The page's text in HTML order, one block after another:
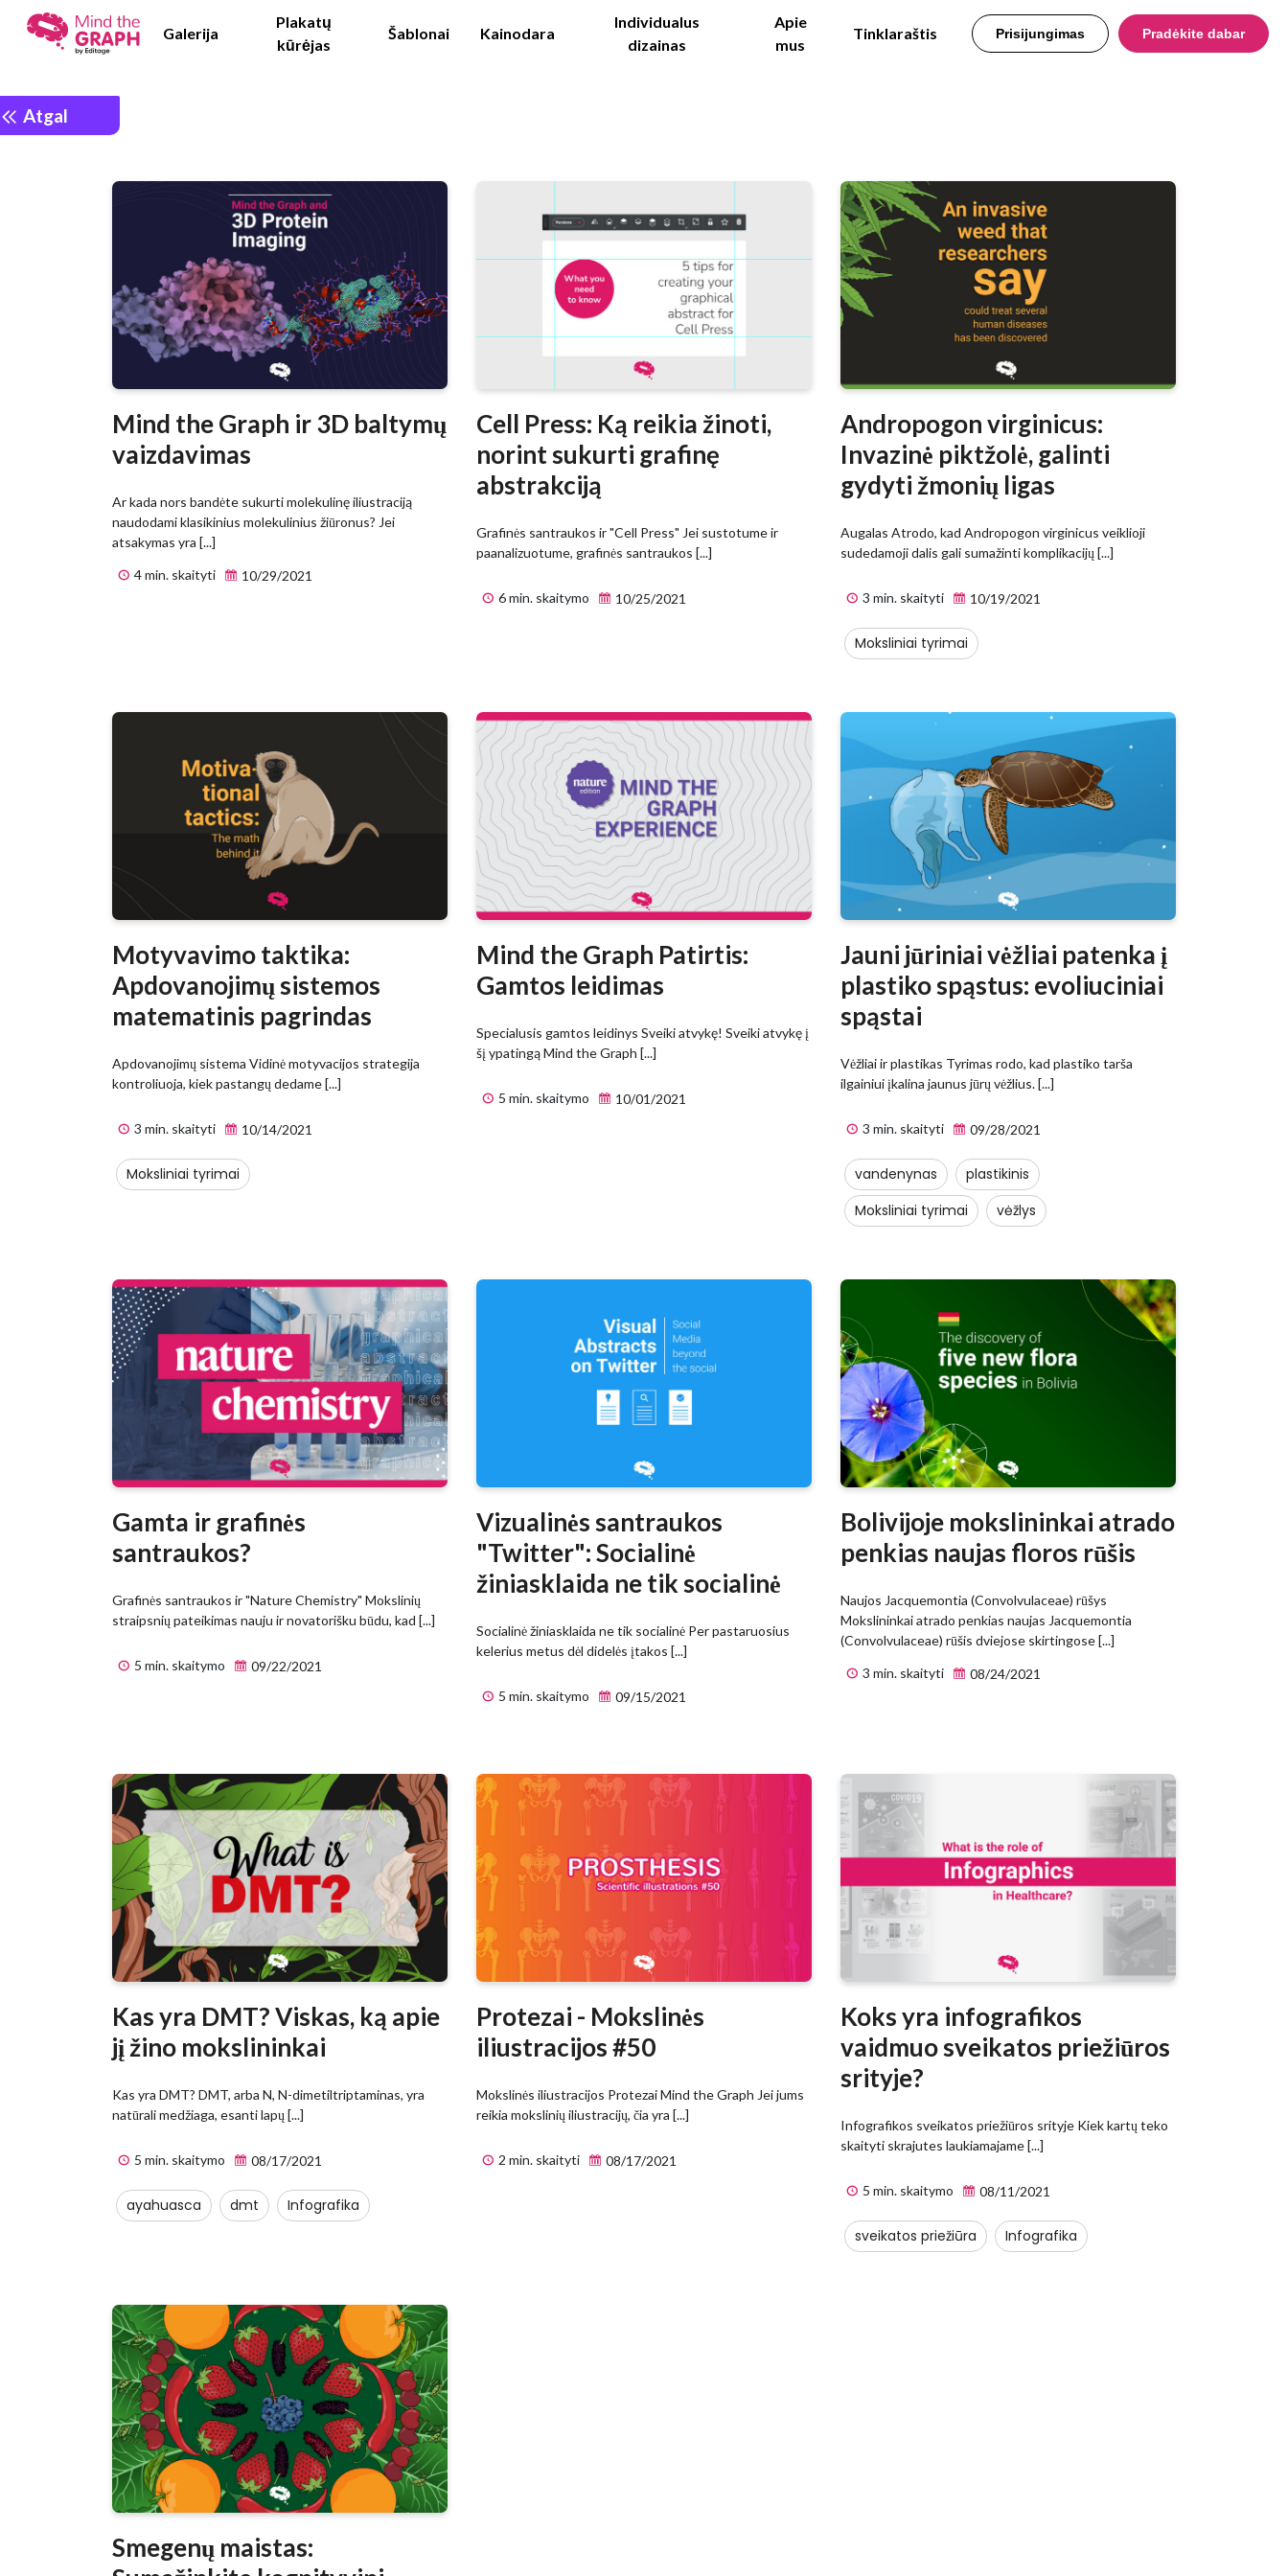
Galerija
Plakatų
kūrėjas
Šablonai Kainodara
Individualus
dizainas
Apie
mus
Tinklaraštis Prisijungimas Pradėkite dabar
Atgal
Mind the Graph ir 3D baltymų
vaizdavimas
Ar kada nors bandėte sukurti molekulinę iliustraciją
naudodami klasikinius molekulinius žiūronus? Jei
atsakymas yra [...]
4 min. skaityti
10/29/2021
Cell Press: Ką reikia žinoti,
norint sukurti grafinę
abstrakciją
Grafinės santraukos ir "Cell Press" Jei sustotume ir
paanalizuotume, grafinės santraukos [...]
6 min. skaitymo 10/25/2021
Andropogon virginicus:
Invazinė piktžolė, galinti
gydyti žmonių ligas
Augalas Atrodo, kad Andropogon virginicus veiklioji
sudedamoji dalis gali sumažinti komplikacijų [...]
3 min. skaityti 10/19/2021
Moksliniai tyrimai
Motyvavimo taktika:
Apdovanojimų sistemos
matematinis pagrindas
Apdovanojimų sistema Vidinė motyvacijos strategija
kontroliuoja, kiek pastangų dedame [...]
3 min. skaityti 10/14/2021
Moksliniai tyrimai
Mind the Graph Patirtis:
Gamtos leidimas
Specialusis gamtos leidinys Sveiki atvykę! Sveiki atvykę į
šį ypatingą Mind the Graph [...]
5 min. skaitymo 10/01/2021
Jauni jūriniai vėžliai patenka į
plastiko spąstus: evoliuciniai
spąstai
Vėžliai ir plastikas Tyrimas rodo, kad plastiko tarša
ilgainiui įkalina jaunus jūrų vėžlius. [...]
3 min. skaityti 09/28/2021
vandenynas
plastikinis
Moksliniai tyrimai
vėžlys
Gamta ir grafinės
santraukos?
Grafinės santraukos ir "Nature Chemistry" Mokslinių
straipsnių pateikimas nauju ir novatorišku būdu, kad [...]
5 min. skaitymo 09/22/2021
Vizualinės santraukos
"Twitter": Socialinė
žiniasklaida ne tik socialinė
Socialinė žiniasklaida ne tik socialinė Per pastaruosius
kelerius metus dėl didelės įtakos [...]
5 min. skaitymo 09/15/2021
Bolivijoje mokslininkai atrado
penkias naujas floros rūšis
Naujos Jacquemontia (Convolvulaceae) rūšys
Mokslininkai atrado penkias naujas Jacquemontia
(Convolvulaceae) rūšis dviejose skirtingose [...]
3 min. skaityti
08/24/2021
Kas yra DMT? Viskas, ką apie
jį žino mokslininkai
Kas yra DMT? DMT, arba N, N-dimetiltriptaminas, yra
natūrali medžiaga, esanti lapų [...]
5 min. skaitymo 08/17/2021
ayahuasca dmt Infografika
Protezai - Mokslinės
iliustracijos #50
Mokslinės iliustracijos Protezai Mind the Graph Jei jums
reikia mokslinių iliustracijų, čia yra [...]
2 min. skaityti 08/17/2021
Koks yra infografikos
vaidmuo sveikatos priežiūros
srityje?
Infografikos sveikatos priežiūros srityje Kiek kartų teko
skaityti skrajutes laukiamajame [...]
5 min. skaitymo 08/11/2021
sveikatos priežiūra Infografika
Smegenų maistas: